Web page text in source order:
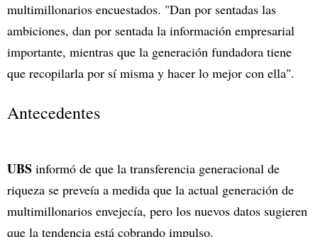
multimillonarios encuestados. "Dan por sentadas las
ambiciones, dan por sentada la información empresarial
importante, mientras que la generación fundadora tiene
que recopilarla por sí misma y hacer lo mejor con ella".
Antecedentes
UBS informó de que la transferencia generacional de
riqueza se preveía a medida que la actual generación de
multimillonarios envejecía, pero los nuevos datos sugieren
que la tendencia está cobrando impulso.